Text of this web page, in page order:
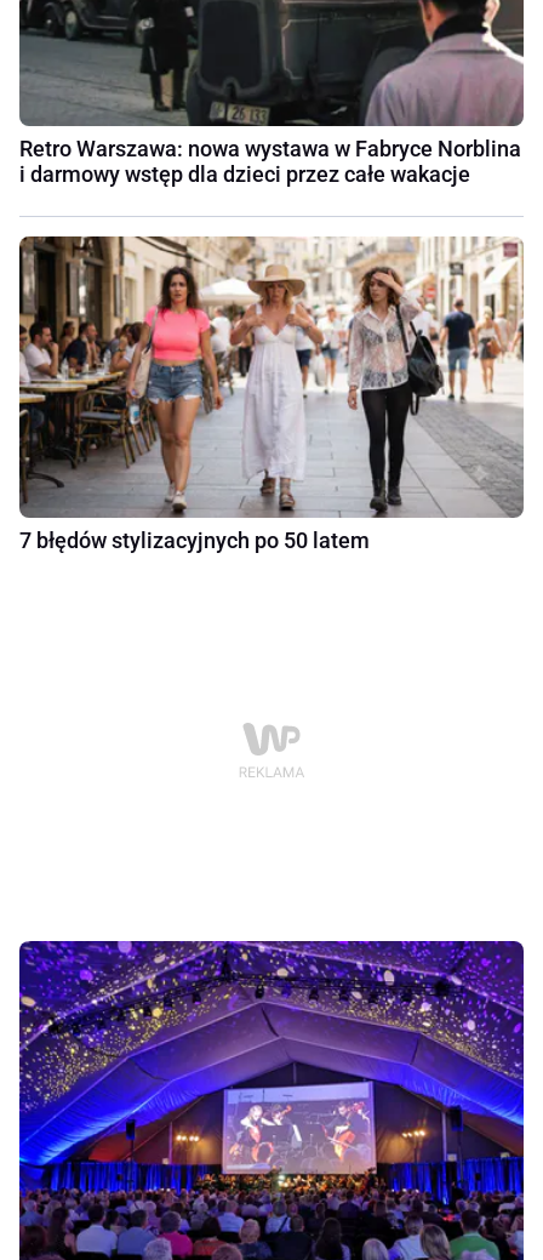
Retro Warszawa: nowa wystawa w Fabryce Norblina
i darmowy wstęp dla dzieci przez całe wakacje
7 błędów stylizacyjnych po 50 latem